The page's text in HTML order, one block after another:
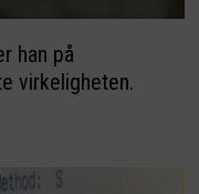
han på
virkeligheten.